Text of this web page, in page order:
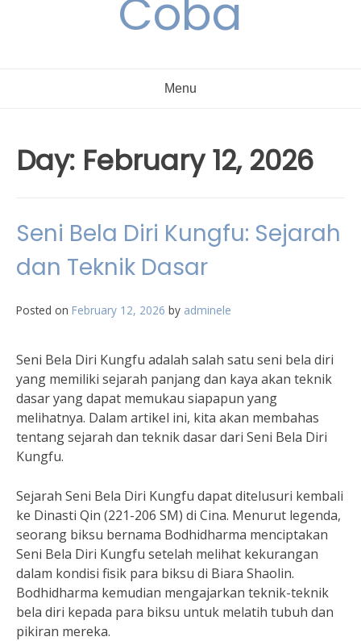
Coba
Menu
Day: February 12, 2026
Seni Bela Diri Kungfu: Sejarah
dan Teknik Dasar
Posted on February 12, 2026 by adminele
Seni Bela Diri Kungfu adalah salah satu seni bela diri
yang memiliki sejarah panjang dan kaya akan teknik
dasar yang dapat memukau siapapun yang
melihatnya. Dalam artikel ini, kita akan membahas
tentang sejarah dan teknik dasar dari Seni Bela Diri
Kungfu.
Sejarah Seni Bela Diri Kungfu dapat ditelusuri kembali
ke Dinasti Qin (221-206 SM) di Cina. Menurut legenda,
seorang biksu bernama Bodhidharma menciptakan
Seni Bela Diri Kungfu setelah melihat kekurangan
dalam kondisi fisik para biksu di Biara Shaolin.
Bodhidharma kemudian mengajarkan teknik-teknik
bela diri kepada para biksu untuk melatih tubuh dan
pikiran mereka.